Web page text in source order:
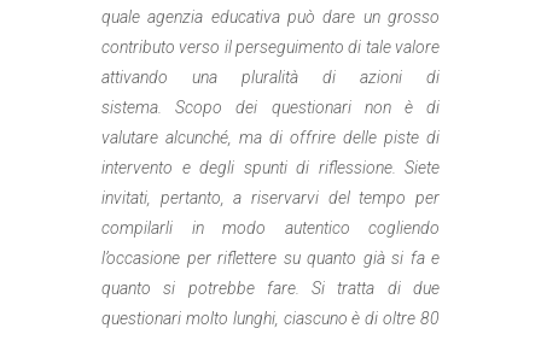
quale agenzia educativa può dare un grosso
contributo verso il perseguimento di tale valore
attivando una pluralità di azioni di
sistema. Scopo dei questionari non è di
valutare alcunché, ma di offrire delle piste di
intervento e degli spunti di riflessione. Siete
invitati, pertanto, a riservarvi del tempo per
compilarli in modo autentico cogliendo
l’occasione per riflettere su quanto già si fa e
quanto si potrebbe fare. Si tratta di due
questionari molto lunghi, ciascuno è di oltre 80